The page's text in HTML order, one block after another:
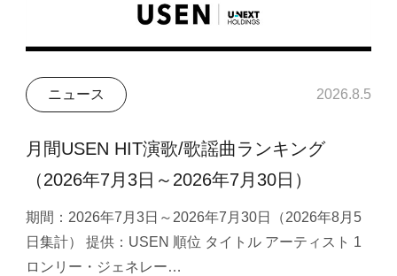
ニュース 2026.8.5
月間USEN HIT演歌/歌謡曲ランキング
（2026年7月3日～2026年7月30日）
期間：2026年7月3日～2026年7月30日（2026年8月5
日集計） 提供：USEN 順位 タイトル アーティスト 1
ロンリー・ジェネレー…